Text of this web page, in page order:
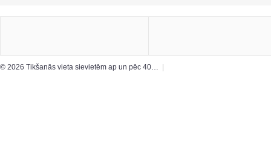
© 2026 Tikšanās vieta sievietēm ap un pēc 40…